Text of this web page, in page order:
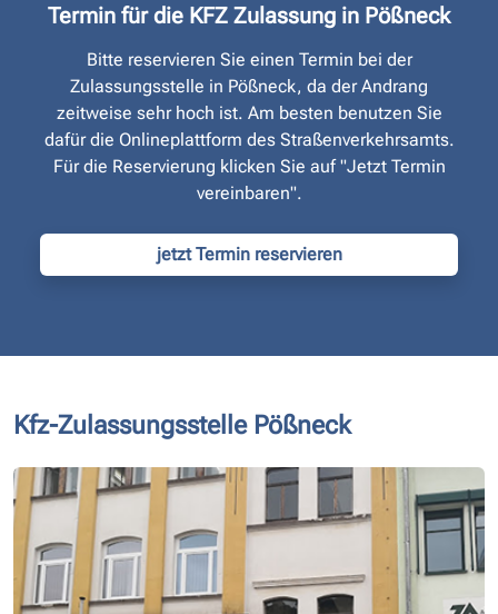
Termin für die KFZ Zulassung in Pößneck
Bitte reservieren Sie einen Termin bei der
Zulassungsstelle in Pößneck, da der Andrang
zeitweise sehr hoch ist. Am besten benutzen Sie
dafür die Onlineplattform des Straßen­verkehrsamts.
Für die Reservierung klicken Sie auf "Jetzt Termin
vereinbaren".
jetzt Termin reservieren
Kfz-Zulassungsstelle Pößneck